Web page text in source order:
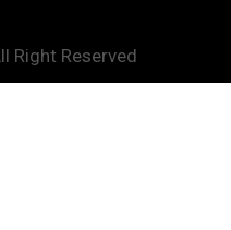
Right Reserved